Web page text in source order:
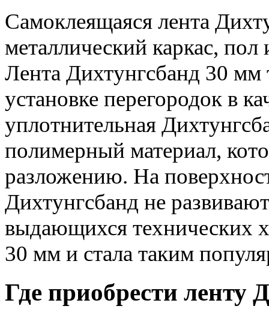
Самоклеящаяся лента
металлический каркас,
Лента Дихтунгсбанд 30
установке перегородок в
уплотнительная
полимерный материал,
разложению. На
Дихтунгсбанд не
выдающихся технических
30 мм и стала таким
Где приобрести ленту